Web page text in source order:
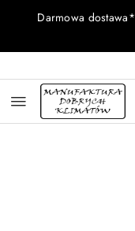
Przejdź do
Przejdź do
Przejdź do moje
Przejdź do
Przejdź do
Przejdź do stopki
Darmowa